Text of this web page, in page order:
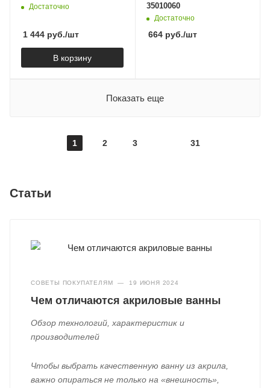
Достаточно
1 444 руб./шт
В корзину
35010060
Достаточно
664руб./шт
Показать еще
1 2 3 31
Статьи
СОВЕТЫ ПОКУПАТЕЛЯМ — 19 ИЮНЯ 2024
Чем отличаются акриловые ванны
Обзор технологий, характеристик и
производителей
Чтобы выбрать качественную ванну из акрила,
важно опираться не только на «внешность»,